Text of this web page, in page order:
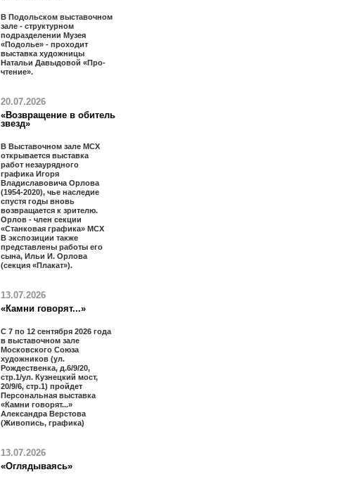
В Подольском выставочном
зале - структурном
подразделении Музея
«Подолье» - проходит
выставка художницы
Натальи Давыдовой «Про-
чтение».
20.07.2026
«Возвращение в обитель
звезд»
В Выставочном зале МСХ
открывается выставка
работ незаурядного
графика Игоря
Владиславовича Орлова
(1954-2020), чье наследие
спустя годы вновь
возвращается к зрителю.
Орлов - член секции
«Станковая графика» МСХ
В экспозиции также
представлены работы его
сына, Ильи И. Орлова
(секция «Плакат»).
13.07.2026
«Камни говорят...»
С 7 по 12 сентября 2026 года
в выставочном зале
Московского Союза
художников (ул.
Рождественка, д.6/9/20,
стр.1/ул. Кузнецкий мост,
20/9/6, стр.1) пройдет
Персональная выставка
«Камни говорят...»
Александра Верстова
(Живопись, графика)
13.07.2026
«Оглядываясь»